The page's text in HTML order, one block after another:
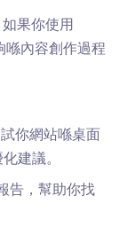
如果你使用
喺內容創作過程
你網站喺桌面
建議。
告，幫助你找